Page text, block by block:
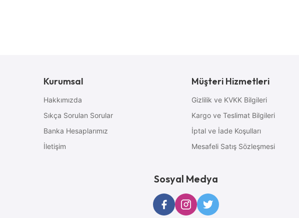
Kurumsal
Hakkımızda
Sıkça Sorulan Sorular
Banka Hesaplarımız
İletişim
Müşteri Hizmetleri
Gizlilik ve KVKK Bilgileri
Kargo ve Teslimat Bilgileri
İptal ve İade Koşulları
Mesafeli Satış Sözleşmesi
Sosyal Medya